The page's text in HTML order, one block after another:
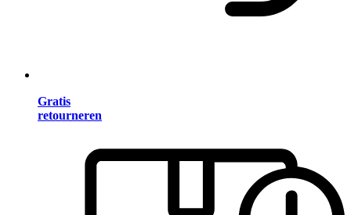
Gratis
retourneren